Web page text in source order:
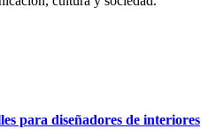
para diseñadores de interiores